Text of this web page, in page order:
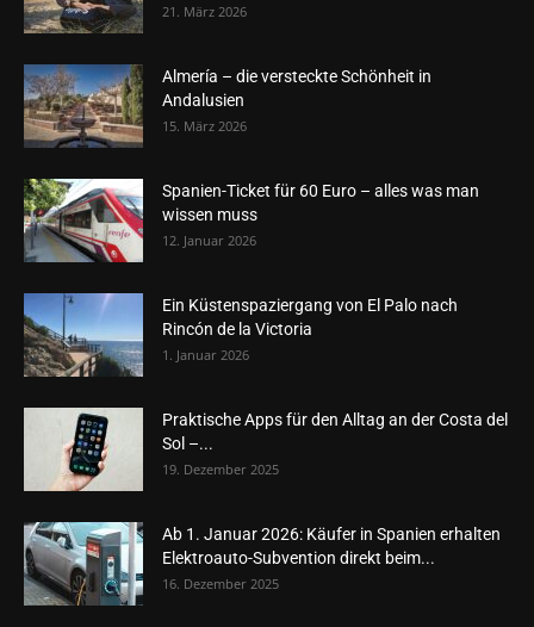
21. März 2026
Almería – die versteckte Schönheit in
Andalusien
15. März 2026
Spanien-Ticket für 60 Euro – alles was man
wissen muss
12. Januar 2026
Ein Küstenspaziergang von El Palo nach
Rincón de la Victoria
1. Januar 2026
Praktische Apps für den Alltag an der Costa del
Sol –...
19. Dezember 2025
Ab 1. Januar 2026: Käufer in Spanien erhalten
Elektroauto-Subvention direkt beim...
16. Dezember 2025